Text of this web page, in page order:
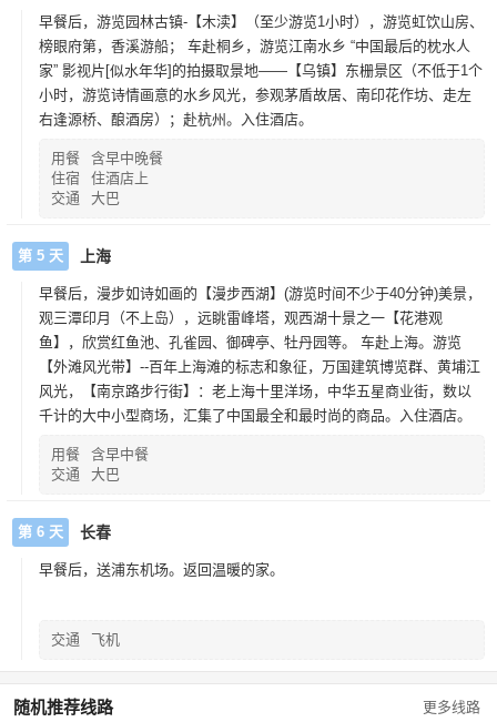
早餐后，游览园林古镇-【木渎】（至少游览1小时），游览虹饮山房、
榜眼府第，香溪游船； 车赴桐乡，游览江南水乡 “中国最后的枕水人
家” 影视片[似水年华]的拍摄取景地——【乌镇】东栅景区（不低于1个
小时，游览诗情画意的水乡风光，参观茅盾故居、南印花作坊、走左
右逢源桥、酿酒房）；赴杭州。入住酒店。
用餐
含早中晚餐
住宿
住酒店上
交通
大巴
第 5 天 上海
早餐后，漫步如诗如画的【漫步西湖】(游览时间不少于40分钟)美景，
观三潭印月（不上岛），远眺雷峰塔，观西湖十景之一【花港观
鱼】，欣赏红鱼池、孔雀园、御碑亭、牡丹园等。 车赴上海。游览
【外滩风光带】--百年上海滩的标志和象征，万国建筑博览群、黄埔江
风光，【南京路步行街】：老上海十里洋场，中华五星商业街，数以
千计的大中小型商场，汇集了中国最全和最时尚的商品。入住酒店。
用餐
含早中餐
交通
大巴
第 6 天 长春
早餐后，送浦东机场。返回温暖的家。
交通 飞机
更多线路
随机推荐线路